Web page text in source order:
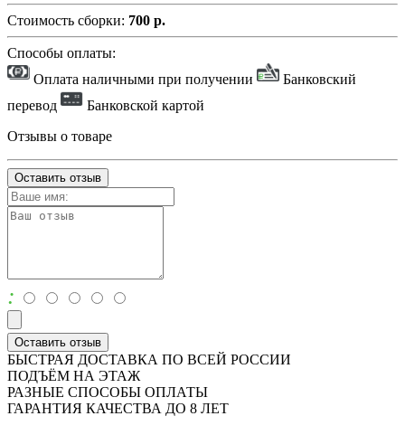
Стоимость сборки: 700 р.
Способы оплаты:
Оплата наличными при получении
Банковский
перевод
Банковской картой
Отзывы о товаре
Оставить отзыв
:
Оставить отзыв
БЫСТРАЯ ДОСТАВКА ПО ВСЕЙ РОССИИ
ПОДЪЁМ НА ЭТАЖ
РАЗНЫЕ СПОСОБЫ ОПЛАТЫ
ГАРАНТИЯ КАЧЕСТВА ДО 8 ЛЕТ